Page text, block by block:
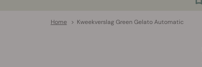
Home > Kweekverslag Green Gelato Automatic